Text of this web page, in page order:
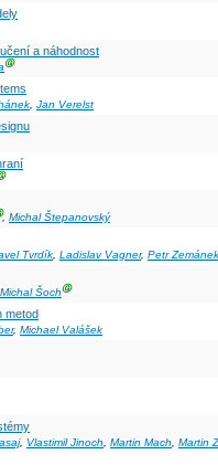
a náhodnost
Ⓖ
, Jan Verelst
, Michal Štepanovský
Tvrdík, Ladislav Vagner, Petr Zemánek
Michal ŠochⒼ
metod
, Michael Valášek
, Vlastimil Jinoch, Martin Mach, Martin